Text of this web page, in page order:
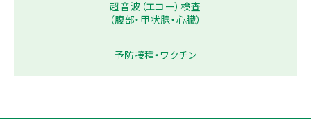
超音波（エコー）検査
（腹部・甲状腺・心臓）
予防接種・ワクチン